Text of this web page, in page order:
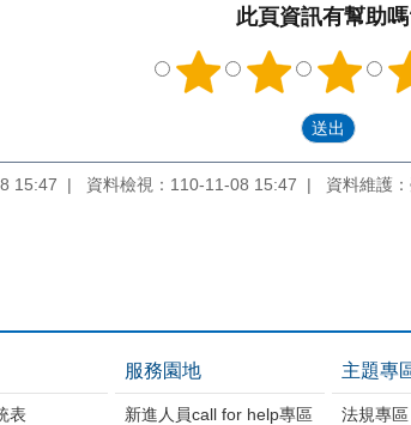
此頁資訊有幫助
15:47 資料檢視：110-11-08 15:47 資料維護
表
服務園地
新進人員call for help專區
主題專
法規專區